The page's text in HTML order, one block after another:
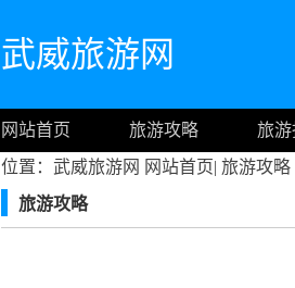
武威旅游网
网站首页 旅游攻略 旅游
位置：武威旅游网 网站首页| 旅游攻略
旅游攻略